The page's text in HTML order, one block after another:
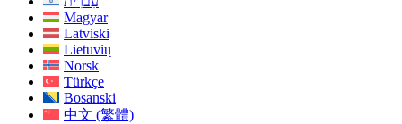
Magyar
Latviski
Lietuvių
Norsk
Türkçe
Bosanski
中文 (繁體)